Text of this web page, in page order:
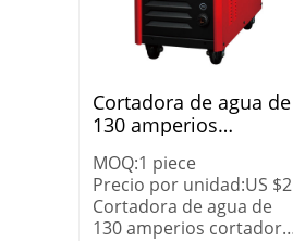
Cortadora de agua de
130 amperios
cnc PowerCUT-100H
MOQ:1 piece
Precio por unidad:US $2
Cortadora de agua de
130 amperios cortadora